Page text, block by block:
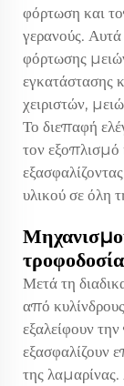
φόρτωση και
γερανούς.
φόρτωσης
εγκατάστασης
χειριστών,
Το διεπαφή
τον
υλικού σε όλη
Μετά τη
από
εξαλείφουν
εξασφαλίζουν
της